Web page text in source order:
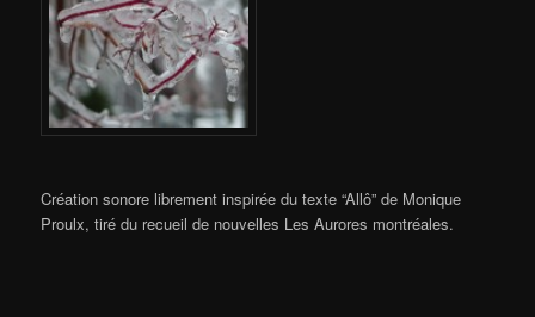
Création sonore librement inspirée du texte “Allô” de Monique
Proulx, tiré du recueil de nouvelles Les Aurores montréales.